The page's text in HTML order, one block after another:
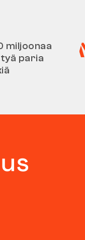
miljoonaa
paria